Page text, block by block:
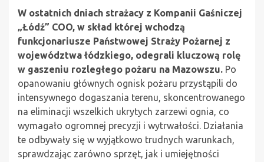
W ostatnich dniach strażacy z Kompanii Gaśniczej
„Łódź” COO, w skład której wchodzą
funkcjonariusze Państwowej Straży Pożarnej z
województwa łódzkiego, odegrali kluczową rolę
w gaszeniu rozległego pożaru na Mazowszu. Po
opanowaniu głównych ognisk pożaru przystąpili do
intensywnego dogaszania terenu, skoncentrowanego
na eliminacji wszelkich ukrytych zarzewi ognia, co
wymagało ogromnej precyzji i wytrwałości. Działania
te odbywały się w wyjątkowo trudnych warunkach,
sprawdzając zarówno sprzęt, jak i umiejętności